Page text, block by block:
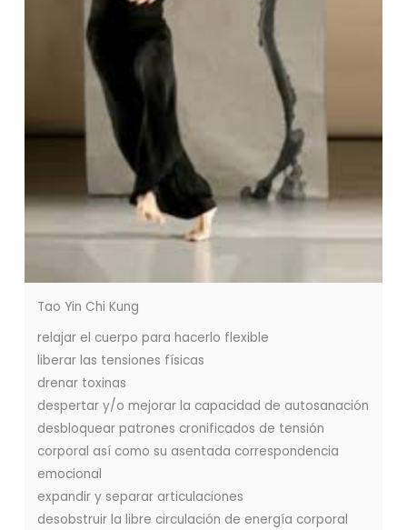
Tao Yin Chi Kung
relajar el cuerpo para hacerlo flexible
liberar las tensiones físicas
drenar toxinas
despertar y/o mejorar la capacidad de autosanación
desbloquear patrones cronificados de tensión
corporal así como su asentada correspondencia
emocional
expandir y separar articulaciones
desobstruir la libre circulación de energía corporal